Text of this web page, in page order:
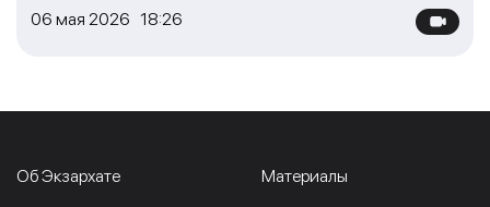
06 мая 2026 18:26
Об Экзархате Материалы